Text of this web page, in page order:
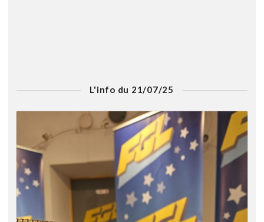
L'info du 21/07/25